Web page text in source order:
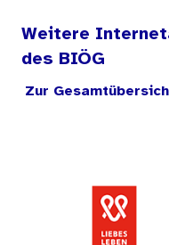
Weitere
des BIÖG
Zur